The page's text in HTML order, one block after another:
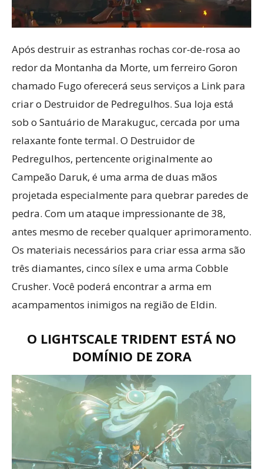
Após destruir as estranhas rochas cor-de-rosa ao
redor da Montanha da Morte, um ferreiro Goron
chamado Fugo oferecerá seus serviços a Link para
criar o Destruidor de Pedregulhos. Sua loja está
sob o Santuário de Marakuguc, cercada por uma
relaxante fonte termal. O Destruidor de
Pedregulhos, pertencente originalmente ao
Campeão Daruk, é uma arma de duas mãos
projetada especialmente para quebrar paredes de
pedra. Com um ataque impressionante de 38,
antes mesmo de receber qualquer aprimoramento.
Os materiais necessários para criar essa arma são
três diamantes, cinco sílex e uma arma Cobble
Crusher. Você poderá encontrar a arma em
acampamentos inimigos na região de Eldin.
O LIGHTSCALE TRIDENT ESTÁ NO
DOMÍNIO DE ZORA